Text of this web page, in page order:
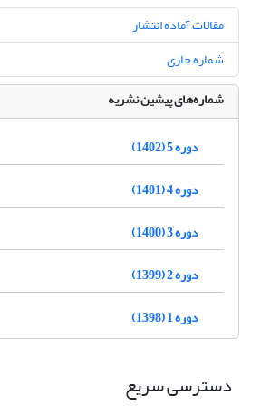
مقالات آماده انتشار
شماره جاری
شماره‌های پیشین نشریه
دوره 5 (1402)
دوره 4 (1401)
دوره 3 (1400)
دوره 2 (1399)
دوره 1 (1398)
دسترسی سریع